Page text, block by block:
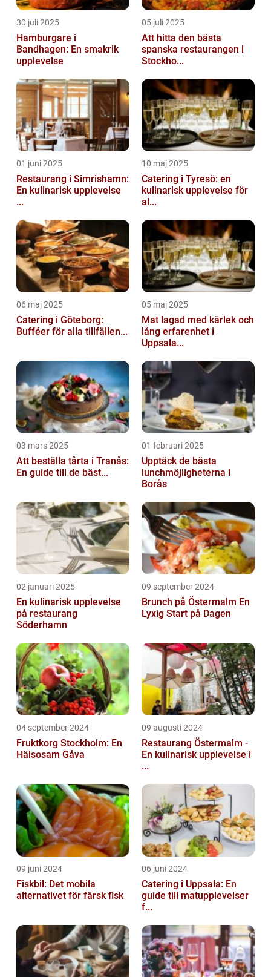
30 juli 2025
Hamburgare i
Bandhagen: En smakrik
upplevelse
05 juli 2025
Att hitta den bästa
spanska restaurangen i
Stockho...
01 juni 2025
Restaurang i Simrishamn:
En kulinarisk upplevelse
...
10 maj 2025
Catering i Tyresö: en
kulinarisk upplevelse för
al...
06 maj 2025
Catering i Göteborg:
Bufféer för alla tillfällen...
05 maj 2025
Mat lagad med kärlek och
lång erfarenhet i
Uppsala...
03 mars 2025
Att beställa tårta i Tranås:
En guide till de bäst...
01 februari 2025
Upptäck de bästa
lunchmöjligheterna i
Borås
02 januari 2025
En kulinarisk upplevelse
på restaurang
Söderhamn
09 september 2024
Brunch på Östermalm En
Lyxig Start på Dagen
04 september 2024
Fruktkorg Stockholm: En
Hälsosam Gåva
09 augusti 2024
Restaurang Östermalm -
En kulinarisk upplevelse i
...
09 juni 2024
Fiskbil: Det mobila
alternativet för färsk fisk
06 juni 2024
Catering i Uppsala: En
guide till matupplevelser
f...